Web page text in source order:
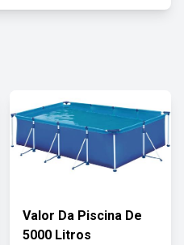
Valor Da Piscina De
5000 Litros